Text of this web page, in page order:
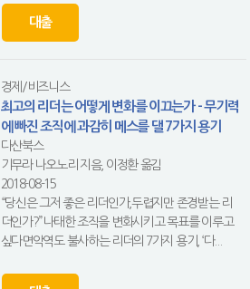
대출
경제/비즈니스
최고의 리더는 어떻게 변화를 이끄는가 - 무기력
에 빠진 조직에 과감히 메스를 댈 7가지 용기
다산북스
기무라 나오노리 지음, 이정환 옮김
2018-08-15
“당신은 그저 좋은 리더인가,두렵지만 존경받는 리
더인가?”나태한 조직을 변화시키고 목표를 이루고
싶다면악역도 불사하는 리더의 7가지 용기, ‘다...